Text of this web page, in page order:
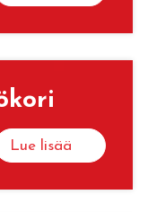
Lue lisää